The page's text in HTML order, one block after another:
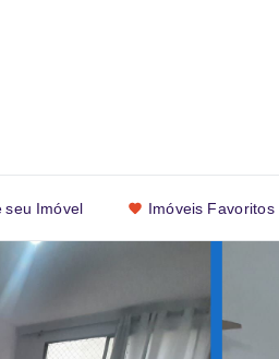
seu Imóvel Imóveis Favoritos